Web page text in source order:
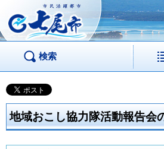
市民活躍都市 七尾
市
検索
地域おこし協力隊活動報告会